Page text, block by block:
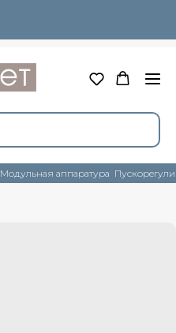
Модульная аппаратура